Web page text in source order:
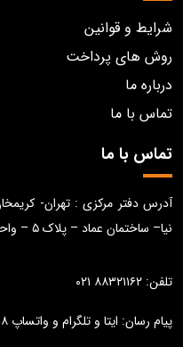
شرایط و قوانین
روش های پرداخت
درباره ما
تماس با ما
تماس با ما
آدرس دفتر مرکزی : تهران-
نیا– ساختمان عماد – پلاک ۵ – واحد ۱
تلفن: ۸۸۳۲۱۱۶۲ ۰۲۱
پیام رسان: ایتا و تلگرام و واتساپ ۰۹۹۳۹۹۶۲۹۰۸